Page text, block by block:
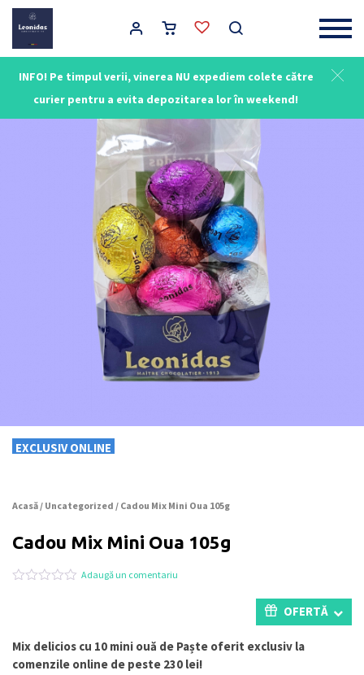
INFO! Pe timpul verii, vinerea NU expediem colete către
curier pentru a evita depozitarea lor în weekend!
Main Navigation
EXCLUSIV ONLINE
Acasă/ Uncategorized / Cadou Mix Mini Oua 105g
Cadou Mix Mini Oua 105g
5
pe
baza
Adaugă un comentariu
OFERTĂ
Mix delicios cu 10 mini ouă de Paște oferit exclusiv la
comenzile online de peste 230 lei!